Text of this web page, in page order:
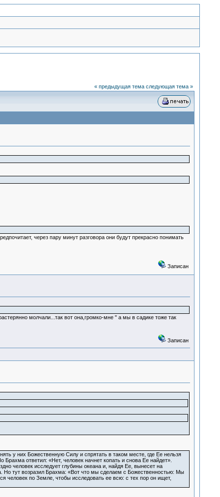
« предыдущая тема следующая тема »
через пару минут разговора они будут прекрасно понимать
Записан
молчали...так вот она,громко-мне " а мы в садике тоже так
Записан
у них Божественную Силу и спрятать в таком месте, где Ее нельзя
ответил: «Нет, человек начнет копать и снова Ее найдет».
человек исследует глубины океана и, найдя Ее, вынесет на
Но тут возразил Брахма: «Вот что мы сделаем с Божественностью: Мы
человек по Земле, чтобы исследовать ее всю: с тех пор он ищет,